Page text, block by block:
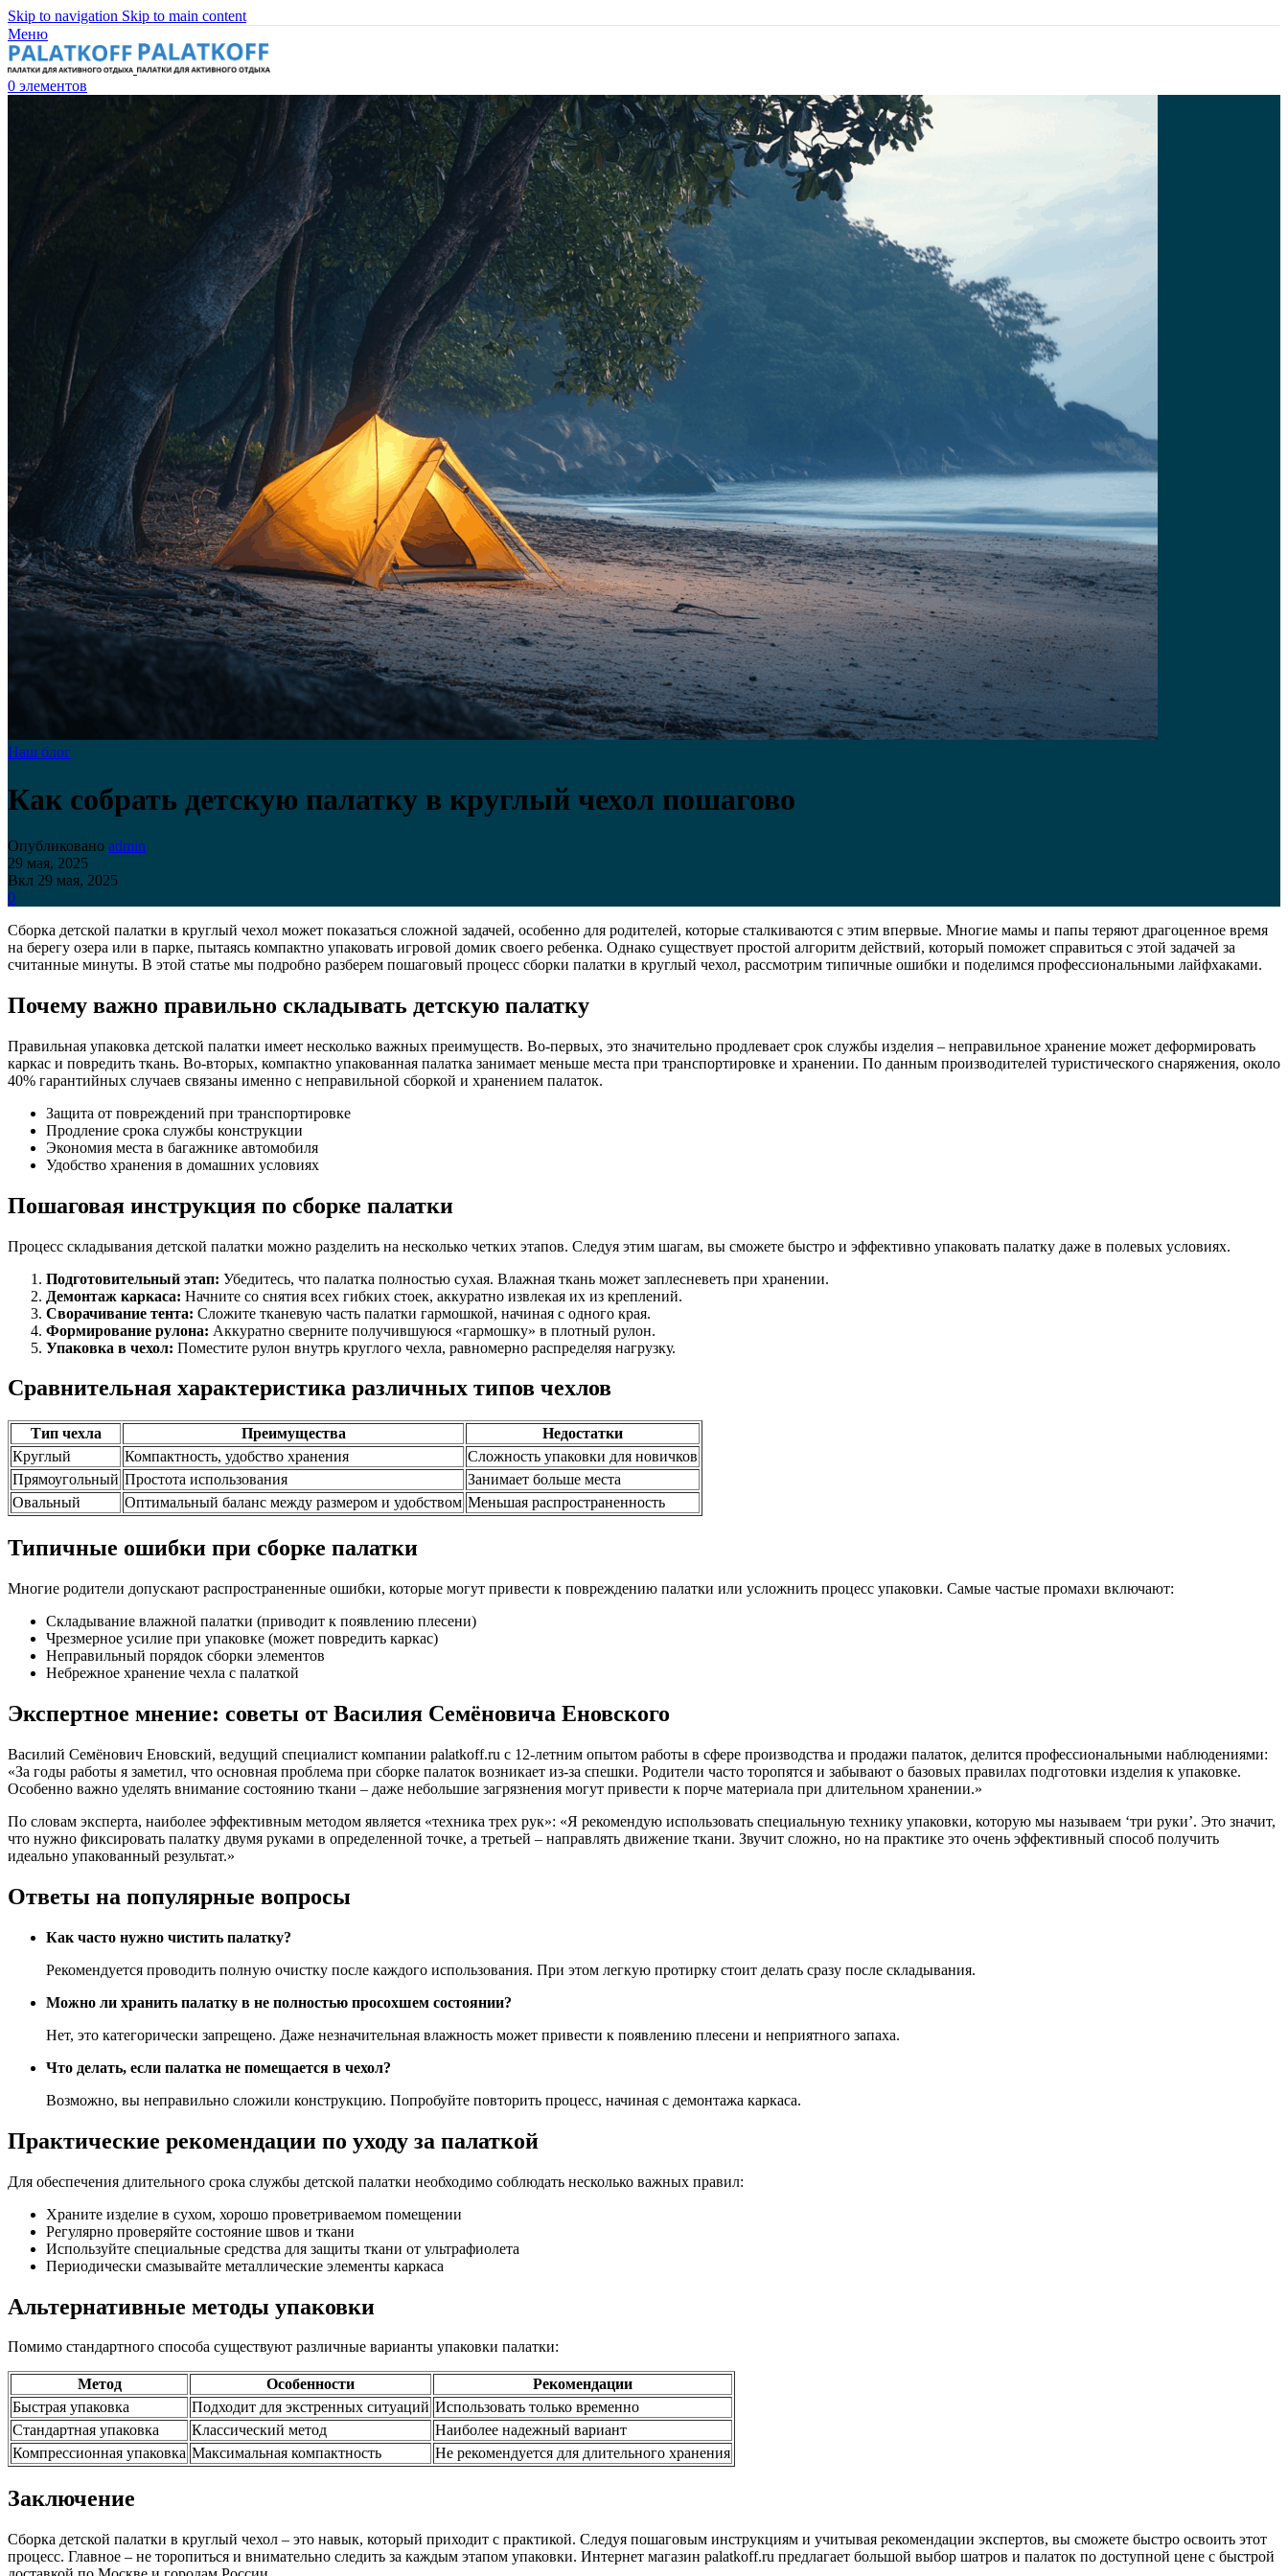
Skip to navigation Skip to main content
Меню
0 элементов
Наш блог
Как собрать детскую палатку в круглый чехол пошагово
Опубликовано admin
29 мая, 2025
Вкл 29 мая, 2025
0
Сборка детской палатки в круглый чехол может показаться сложной задачей, особенно для родителей, которые сталкиваются с этим впервые. Многие мамы и папы теряют драгоценное время
на берегу озера или в парке, пытаясь компактно упаковать игровой домик своего ребенка. Однако существует простой алгоритм действий, который поможет справиться с этой задачей за
считанные минуты. В этой статье мы подробно разберем пошаговый процесс сборки палатки в круглый чехол, рассмотрим типичные ошибки и поделимся профессиональными лайфхаками.
Почему важно правильно складывать детскую палатку
Правильная упаковка детской палатки имеет несколько важных преимуществ. Во-первых, это значительно продлевает срок службы изделия – неправильное хранение может деформировать
каркас и повредить ткань. Во-вторых, компактно упакованная палатка занимает меньше места при транспортировке и хранении. По данным производителей туристического снаряжения, около
40% гарантийных случаев связаны именно с неправильной сборкой и хранением палаток.
Защита от повреждений при транспортировке
Продление срока службы конструкции
Экономия места в багажнике автомобиля
Удобство хранения в домашних условиях
Пошаговая инструкция по сборке палатки
Процесс складывания детской палатки можно разделить на несколько четких этапов. Следуя этим шагам, вы сможете быстро и эффективно упаковать палатку даже в полевых условиях.
Подготовительный этап: Убедитесь, что палатка полностью сухая. Влажная ткань может заплесневеть при хранении.
Демонтаж каркаса: Начните со снятия всех гибких стоек, аккуратно извлекая их из креплений.
Сворачивание тента: Сложите тканевую часть палатки гармошкой, начиная с одного края.
Формирование рулона: Аккуратно сверните получившуюся «гармошку» в плотный рулон.
Упаковка в чехол: Поместите рулон внутрь круглого чехла, равномерно распределяя нагрузку.
Сравнительная характеристика различных типов чехлов
Тип чехла Преимущества
Недостатки
Круглый
Компактность, удобство хранения
Сложность упаковки для новичков
Прямоугольный Простота использования
Занимает больше места
Овальный
Оптимальный баланс между размером и удобством Меньшая распространенность
Типичные ошибки при сборке палатки
Многие родители допускают распространенные ошибки, которые могут привести к повреждению палатки или усложнить процесс упаковки. Самые частые промахи включают:
Складывание влажной палатки (приводит к появлению плесени)
Чрезмерное усилие при упаковке (может повредить каркас)
Неправильный порядок сборки элементов
Небрежное хранение чехла с палаткой
Экспертное мнение: советы от Василия Семёновича Еновского
Василий Семёнович Еновский, ведущий специалист компании palatkoff.ru с 12-летним опытом работы в сфере производства и продажи палаток, делится профессиональными наблюдениями:
«За годы работы я заметил, что основная проблема при сборке палаток возникает из-за спешки. Родители часто торопятся и забывают о базовых правилах подготовки изделия к упаковке.
Особенно важно уделять внимание состоянию ткани – даже небольшие загрязнения могут привести к порче материала при длительном хранении.»
По словам эксперта, наиболее эффективным методом является «техника трех рук»: «Я рекомендую использовать специальную технику упаковки, которую мы называем ‘три руки’. Это значит,
что нужно фиксировать палатку двумя руками в определенной точке, а третьей – направлять движение ткани. Звучит сложно, но на практике это очень эффективный способ получить
идеально упакованный результат.»
Ответы на популярные вопросы
Как часто нужно чистить палатку?
Рекомендуется проводить полную очистку после каждого использования. При этом легкую протирку стоит делать сразу после складывания.
Можно ли хранить палатку в не полностью просохшем состоянии?
Нет, это категорически запрещено. Даже незначительная влажность может привести к появлению плесени и неприятного запаха.
Что делать, если палатка не помещается в чехол?
Возможно, вы неправильно сложили конструкцию. Попробуйте повторить процесс, начиная с демонтажа каркаса.
Практические рекомендации по уходу за палаткой
Для обеспечения длительного срока службы детской палатки необходимо соблюдать несколько важных правил:
Храните изделие в сухом, хорошо проветриваемом помещении
Регулярно проверяйте состояние швов и ткани
Используйте специальные средства для защиты ткани от ультрафиолета
Периодически смазывайте металлические элементы каркаса
Альтернативные методы упаковки
Помимо стандартного способа существуют различные варианты упаковки палатки:
Метод Особенности
Рекомендации
Быстрая упаковка
Подходит для экстренных ситуаций Использовать только временно
Стандартная упаковка
Классический метод
Наиболее надежный вариант
Компрессионная упаковка Максимальная компактность Не рекомендуется для длительного хранения
Заключение
Сборка детской палатки в круглый чехол – это навык, который приходит с практикой. Следуя пошаговым инструкциям и учитывая рекомендации экспертов, вы сможете быстро освоить этот
процесс. Главное – не торопиться и внимательно следить за каждым этапом упаковки. Интернет магазин palatkoff.ru предлагает большой выбор шатров и палаток по доступной цене с быстрой